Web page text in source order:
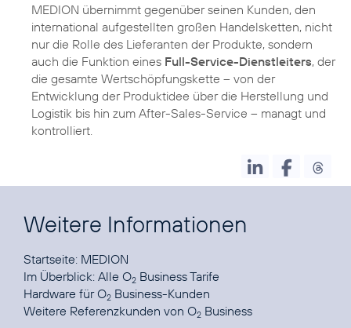
MEDION übernimmt gegenüber seinen Kunden, den
international aufgestellten großen Handelsketten, nicht
nur die Rolle des Lieferanten der Produkte, sondern
auch die Funktion eines Full-Service-Dienstleiters, der
die gesamte Wertschöpfungskette – von der
Entwicklung der Produktidee über die Herstellung und
Logistik bis hin zum After-Sales-Service – managt und
kontrolliert.
Weitere Informationen
Startseite: MEDION
Im Überblick: Alle O2 Business Tarife
Hardware für O2 Business-Kunden
Weitere Referenzkunden von O2 Business